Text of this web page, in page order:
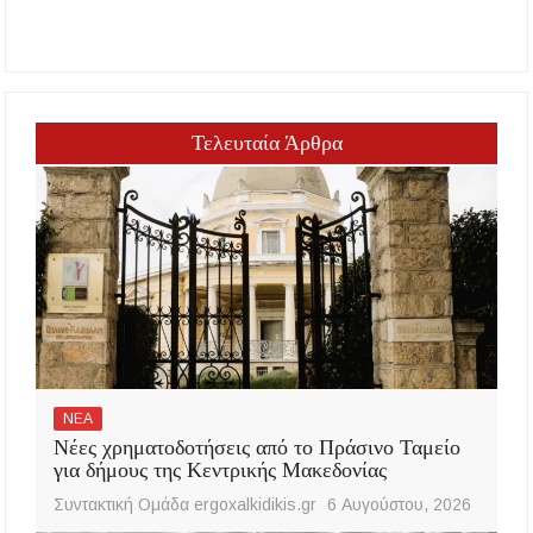
Τελευταία Άρθρα
ΝΕΑ
Νέες χρηματοδοτήσεις από το Πράσινο Ταμείο
για δήμους της Κεντρικής Μακεδονίας
Συντακτική Ομάδα ergoxalkidikis.gr 6 Αυγούστου, 2026